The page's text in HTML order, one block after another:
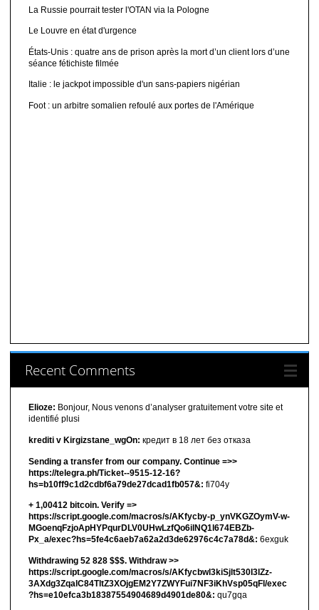
La Russie pourrait tester l'OTAN via la Pologne
Le Louvre en état d'urgence
États-Unis : quatre ans de prison après la mort d’un client lors d’une
séance fétichiste filmée
Italie : le jackpot impossible d'un sans-papiers nigérian
Foot : un arbitre somalien refoulé aux portes de l'Amérique
Recent Comments
Elioze: Bonjour, Nous venons d’analyser gratuitement votre site et
identifié plusi
krediti v Kirgizstane_wgOn: кредит в 18 лет без отказа
Sending a transfer from our company. Continue =>>
https://telegra.ph/Ticket--9515-12-16?
hs=b10ff9c1d2cdbf6a79de27dcad1fb057&: fi704y
+ 1,00412 bitсоin. Verify =>
https://script.google.com/macros/s/AKfycby-p_ynVKGZOymV-w-
MGoenqFzjoApHYPqurDLV0UHwLzfQo6ilNQ1l674EBZb-
Px_a/exec?hs=5fe4c6aeb7a62a2d3de62976c4c7a78d&: 6exguk
Withdrawing 52 828 $$$. Withdrаw >>
https://script.google.com/macros/s/AKfycbwl3kiSjlt530I3lZz-
3AXdg3ZqalC84TltZ3XOjgEM2Y7ZWYFui7NF3iKhVsp05qFl/exec
?hs=e10efca3b18387554904689d4901de80&: qu7gqa